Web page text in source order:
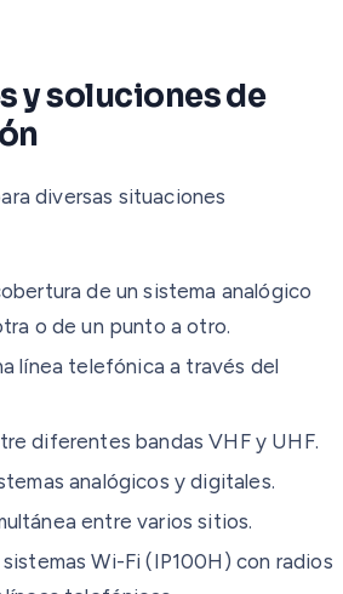
y soluciones de
diversas situaciones
de un sistema analógico
o de un punto a otro.
línea telefónica a través del
diferentes bandas VHF y UHF.
analógicos y digitales.
entre varios sitios.
Wi-Fi (IP100H) con radios